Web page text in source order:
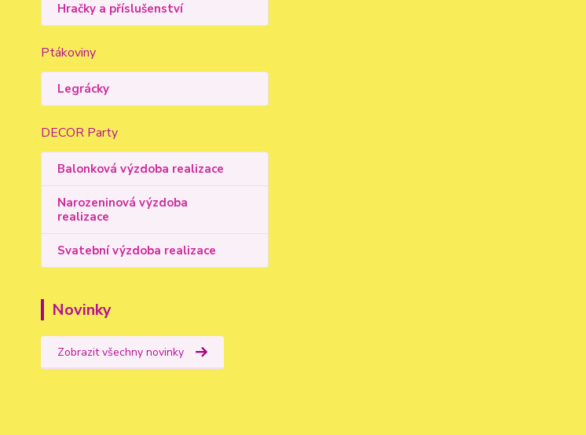
Hračky a příslušenství
Ptákoviny
Legrácky
DECOR Party
Balonková výzdoba realizace
Narozeninová výzdoba
realizace
Svatební výzdoba realizace
Novinky
Zobrazit všechny novinky